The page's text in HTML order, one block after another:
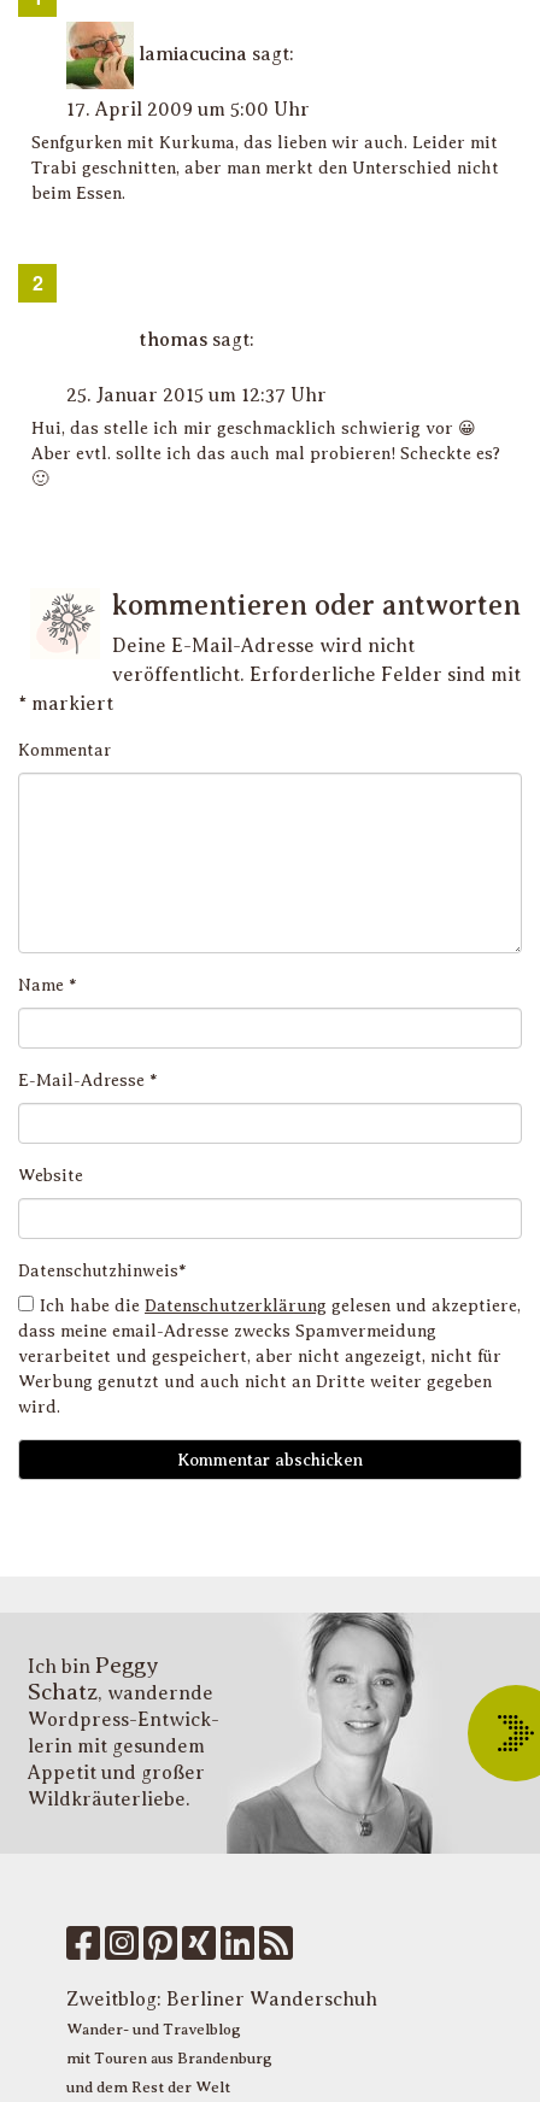
lamiacucina sagt:
17. April 2009 um 5:00 Uhr
Senfgurken mit Kurkuma, das lieben wir auch. Leider mit
Trabi geschnitten, aber man merkt den Unterschied nicht
beim Essen.
thomas sagt:
25. Januar 2015 um 12:37 Uhr
Hui, das stelle ich mir geschmacklich schwierig vor 😀
Aber evtl. sollte ich das auch mal probieren! Scheckte es?
🙂
kommentieren oder antworten
Deine E-Mail-Adresse wird nicht
veröffentlicht. Erforderliche Felder sind mit
* markiert
Kommentar
Name *
E-Mail-Adresse *
Website
Datenschutzhinweis*
Ich habe die Datenschutzerklärung gelesen und akzeptiere,
dass meine email-Adresse zwecks Spamvermeidung
verarbeitet und gespeichert, aber nicht angezeigt, nicht für
Werbung genutzt und auch nicht an Dritte weiter gegeben
wird.
Ich bin Peggy
Schatz, wandernde
Wordpress-Entwick­
lerin mit gesundem
Appetit und großer
Wildkräuter­liebe.
Zweitblog: Berliner Wanderschuh
Wander- und Travelblog
mit Touren aus Brandenburg
und dem Rest der Welt